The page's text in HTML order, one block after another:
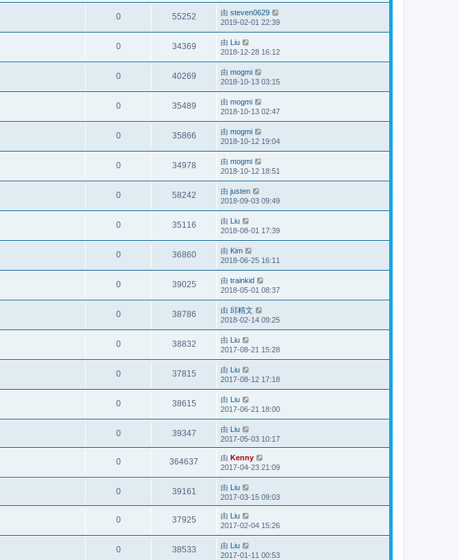
0 55252 由 steven0629
2019-02-01 22:39
0 34369 由 Liu
2018-12-28 16:12
0 40269 由 mogmi
2018-10-13 03:15
0 35489 由 mogmi
2018-10-13 02:47
0 35866 由 mogmi
2018-10-12 19:04
0 34978 由 mogmi
2018-10-12 18:51
0 58242 由 justen
2018-09-03 09:49
0 35116 由 Liu
2018-08-01 17:39
0 36860 由 Kim
2018-06-25 16:11
0 39025 由 trainkid
2018-05-01 08:37
0 38786 由 邱精文
2018-02-14 09:25
0 38832 由 Liu
2017-08-21 15:28
0 37815 由 Liu
2017-08-12 17:18
0 38615 由 Liu
2017-06-21 18:00
0 39347 由 Liu
2017-05-03 10:17
0 364637 由 Kenny
2017-04-23 21:09
0 39161 由 Liu
2017-03-15 09:03
0 37925 由 Liu
2017-02-04 15:26
0 38533 由 Liu
2017-01-11 00:53